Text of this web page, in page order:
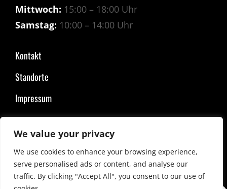
We value your privacy
We use cookies to enhance your browsing experience,
serve personalised ads or content, and analyse our
traffic. By clicking "Accept All", you consent to our use of
Mittwoch: 15:00 – 18:00 Uhr
Samstag: 10:00 – 14:00 Uhr
Kontakt
Standorte
Impressum
COPYRIGHT © 2026SPEZIALITÄTEN OTT
THEMES